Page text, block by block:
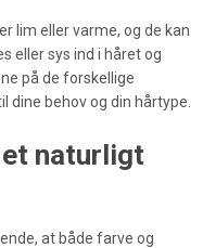
lim eller varme, og de kan
eller sys ind i håret og
på de forskellige
behov og din hårtype.
naturligt
at både farve og